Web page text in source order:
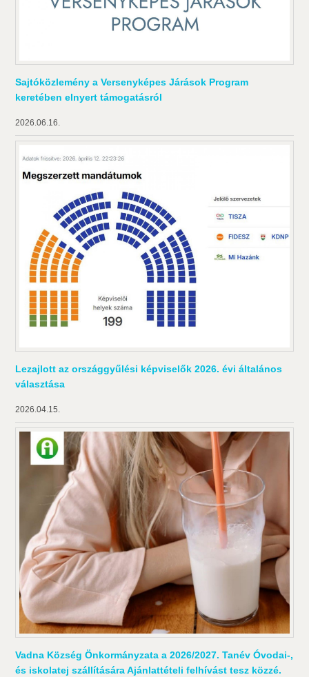
Sajtóközlemény a Versenyképes Járások Program
keretében elnyert támogatásról
2026.06.16.
Lezajlott az országgyűlési képviselők 2026. évi általános
választása
2026.04.15.
Vadna Község Önkormányzata a 2026/2027. Tanév Óvodai-,
és iskolatej szállítására Ajánlattételi felhívást tesz közzé.